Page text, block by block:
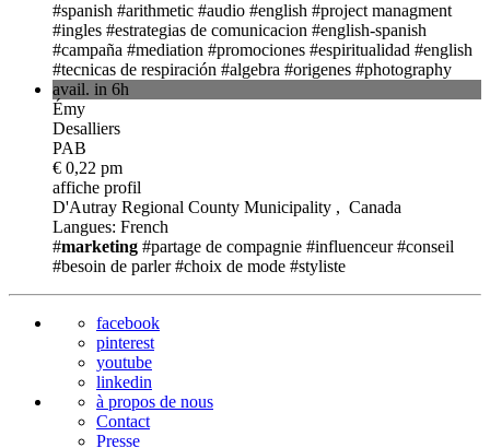
#spanish #arithmetic #audio #english #project managment
#ingles #estrategias de comunicacion #english-spanish
#campaña #mediation #promociones #espiritualidad #english
#tecnicas de respiración #algebra #origenes #photography
avail. in 6h
Émy
Desalliers
PAB
€ 0,22 pm
affiche profil
D'Autray Regional County Municipality , Canada
Langues: French
#marketing #partage de compagnie #influenceur #conseil
#besoin de parler #choix de mode #styliste
facebook
pinterest
youtube
linkedin
à propos de nous
Contact
Presse